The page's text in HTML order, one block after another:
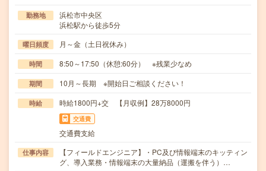
勤務地
浜松市中央区
浜松駅から徒歩5分
曜日頻度 月～金（土日祝休み）
時間 8:50～17:50（休憩:60分） ※残業少なめ
期間 10月～長期 ※開始日ご相談ください！
時給 時給1800円+交 【月収例】28万8000円
交通費
交通費支給
仕事内容
【フィールドエンジニア】・PC及び情報端末のキッティン
グ、導入業務・情報端末の大量納品（運搬を伴う）…